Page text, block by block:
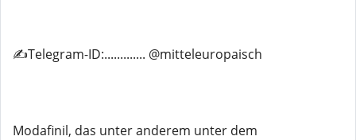
✍️Telegram-ID:............. @mitteleuropaisch
Modafinil, das unter anderem unter dem